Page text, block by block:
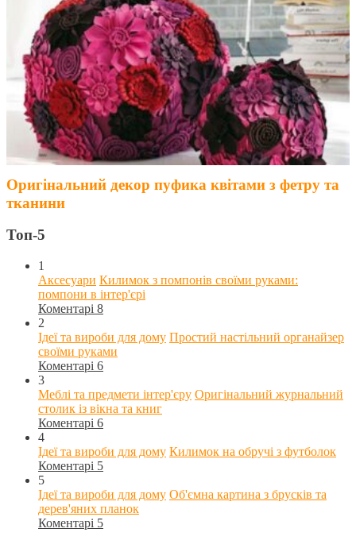
Оригінальний декор пуфика квітами з фетру та
тканини
Топ-5
1
Аксесуари Килимок з помпонів своїми руками:
помпони в інтер'єрі
Коментарі 8
2
Ідеї та вироби для дому Простий настільний органайзер
своїми руками
Коментарі 6
3
Меблі та предмети інтер'єру Оригінальний журнальний
столик із вікна та книг
Коментарі 6
4
Ідеї та вироби для дому Килимок на обручі з футболок
Коментарі 5
5
Ідеї та вироби для дому Об'ємна картина з брусків та
дерев'яних планок
Коментарі 5